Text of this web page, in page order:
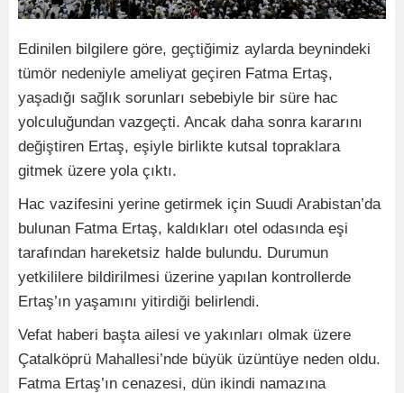
Edinilen bilgilere göre, geçtiğimiz aylarda beynindeki
tümör nedeniyle ameliyat geçiren Fatma Ertaş,
yaşadığı sağlık sorunları sebebiyle bir süre hac
yolculuğundan vazgeçti. Ancak daha sonra kararını
değiştiren Ertaş, eşiyle birlikte kutsal topraklara
gitmek üzere yola çıktı.
Hac vazifesini yerine getirmek için Suudi Arabistan’da
bulunan Fatma Ertaş, kaldıkları otel odasında eşi
tarafından hareketsiz halde bulundu. Durumun
yetkililere bildirilmesi üzerine yapılan kontrollerde
Ertaş’ın yaşamını yitirdiği belirlendi.
Vefat haberi başta ailesi ve yakınları olmak üzere
Çatalköprü Mahallesi’nde büyük üzüntüye neden oldu.
Fatma Ertaş’ın cenazesi, dün ikindi namazına